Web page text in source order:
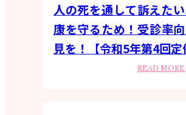
人の死を通して訴えた
康を守るため！受診率
見を！【令和5年第4回定
READ MORE